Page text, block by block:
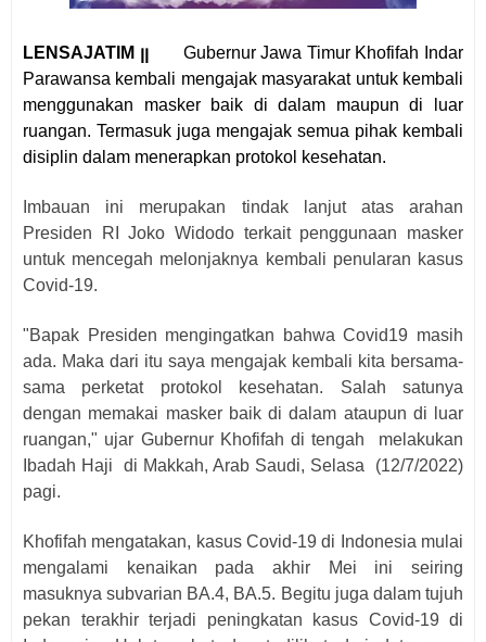
LENSAJATIM ꞁꞁ
Gubernur Jawa Timur Khofifah Indar
Parawansa kembali mengajak masyarakat untuk kembali
menggunakan masker baik di dalam maupun di luar
ruangan. Termasuk juga mengajak semua pihak kembali
disiplin dalam menerapkan protokol kesehatan.
Imbauan ini merupakan tindak lanjut atas arahan
Presiden RI Joko Widodo terkait penggunaan masker
untuk mencegah melonjaknya kembali penularan kasus
Covid-19.
"Bapak Presiden mengingatkan bahwa Covid19 masih
ada. Maka dari itu saya mengajak kembali kita bersama-
sama perketat protokol kesehatan. Salah satunya
dengan memakai masker baik di dalam ataupun di luar
ruangan," ujar Gubernur Khofifah di tengah melakukan
Ibadah Haji di Makkah, Arab Saudi, Selasa (12/7/2022)
pagi.
Khofifah mengatakan, kasus Covid-19 di Indonesia mulai
mengalami kenaikan pada akhir Mei ini seiring
masuknya subvarian BA.4, BA.5. Begitu juga dalam tujuh
pekan terakhir terjadi peningkatan kasus Covid-19 di